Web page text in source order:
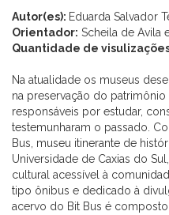
Autor(es): Eduarda Salvador
Orientador: Scheila de Avila
Quantidade de
Na atualidade os museus
na preservação do
responsáveis por estudar,
testemunharam o passado.
Bus, museu itinerante de
Universidade de Caxias do
cultural acessível à
tipo ônibus e dedicado à
acervo do Bit Bus é